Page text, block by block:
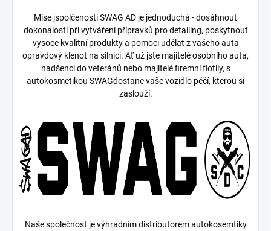
Mise jspolčenosti SWAG AD je jednoduchá - dosáhnout
dokonalosti při vytváření přípravků pro detailing, poskytnout
vysoce kvalitní produkty a pomoci udělat z vašeho auta
opravdový klenot na silnici. Ať už jste majitelé osobního auta,
nadšenci do veteránů nebo majitelé firemní flotily, s
autokosmetikou SWAGdostane vaše vozidlo péčí, kterou si
zaslouží.
Naše společnost je výhradním distributorem autokosemtiky